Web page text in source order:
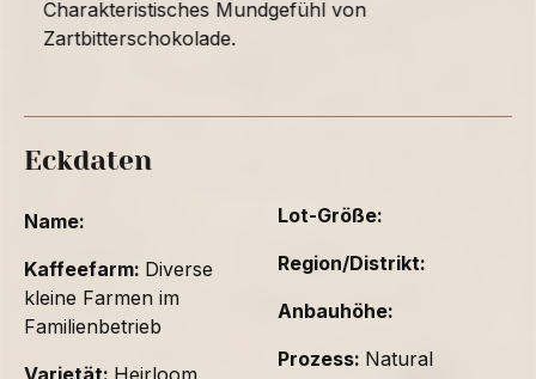
Charakteristisches Mundgefühl von
Zartbitterschokolade.
Eckdaten
Name:
Kaffeefarm: Diverse
kleine Farmen im
Familienbetrieb
Varietät: Heirloom
Lot-Größe:
Region/Distrikt:
Anbauhöhe:
Prozess: Natural